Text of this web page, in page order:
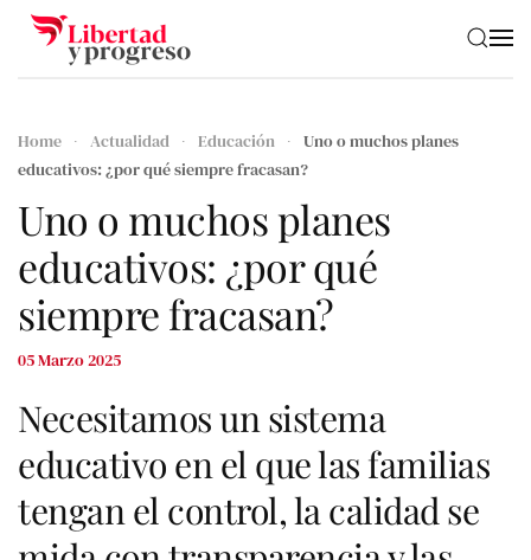
Skip to main content
Home Actualidad Educación
Uno o muchos planes
educativos: ¿por qué siempre fracasan?
Uno o muchos planes
educativos: ¿por qué
siempre fracasan?
05 Marzo 2025
Necesitamos un sistema
educativo en el que las familias
tengan el control, la calidad se